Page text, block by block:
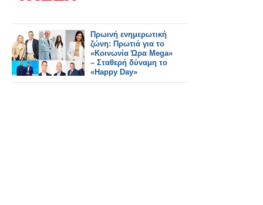
Πρωινή ενημερωτική
ζώνη: Πρωτιά για το
«Κοινωνία Ώρα Mega»
– Σταθερή δύναμη το
«Happy Day»